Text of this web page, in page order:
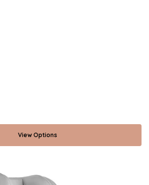
View Options